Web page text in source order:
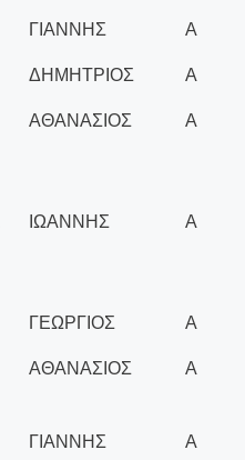
ΓΙΑΝΝΗΣ Α
ΔΗΜΗΤΡΙΟΣ Α
ΑΘΑΝΑΣΙΟΣ Α
ΙΩΑΝΝΗΣ Α
ΓΕΩΡΓΙΟΣ Α
ΑΘΑΝΑΣΙΟΣ Α
ΓΙΑΝΝΗΣ Α